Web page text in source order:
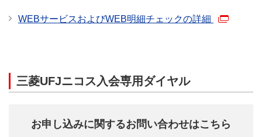
【日経電子版】
済」となる各種サービス
ご利用明細上のご利用日に基づき、条件判定日時点
WEBサービスおよびWEB明細チェックの詳細
三菱UFJニコス入会専用ダイヤル
お申し込みに関するお問い合わせはこちら